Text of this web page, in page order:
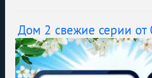
Дом 2 свежие серии от